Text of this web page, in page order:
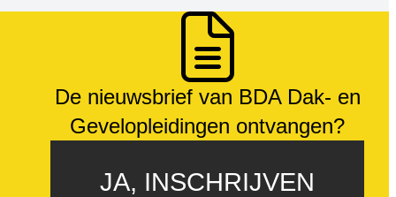
De nieuwsbrief van BDA Dak- en
Gevelopleidingen ontvangen?
JA, INSCHRIJVEN